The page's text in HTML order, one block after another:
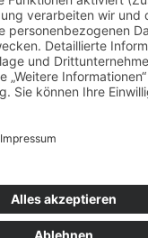
Informationen
Über uns
Produktanfrage
Datenschutzerklärung